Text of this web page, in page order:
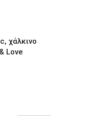
χάλκινο
Love